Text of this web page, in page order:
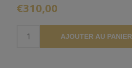
€310,00
AJOUTER AU PANIER